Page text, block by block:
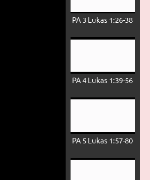
PA 3 Lukas 1:26-38
PA 4 Lukas 1:39-56
PA 5 Lukas 1:57-80